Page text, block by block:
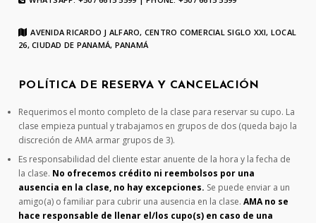
AVENIDA RICARDO J ALFARO, CENTRO COMERCIAL SIGLO XXI, LOCAL
26, CIUDAD DE PANAMÁ, PANAMÁ
POLÍTICA DE RESERVA Y CANCELACIÓN
Requerimos el monto completo de la clase para reservar su cupo. La
clase empieza puntual y trabajamos en grupos de dos (queda bajo la
discreción de AMA armar grupos de 3).
Es responsabilidad del cliente estar anuente de la hora y la fecha de
la clase. No ofrecemos crédito ni reembolsos por una
ausencia en la clase, no hay excepciones. Se puede enviar a un
amigo(a) o familiar para cubrir una ausencia en la clase.AMA no se
hace responsable de llenar el/los cupo(s) en caso de una